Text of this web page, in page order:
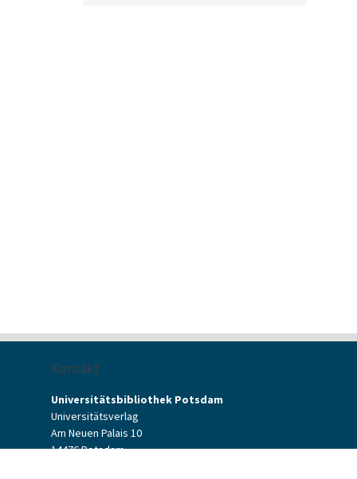
Kontakt
Universitätsbibliothek Potsdam
Universitätsverlag
Am Neuen Palais 10
14476 Potsdam